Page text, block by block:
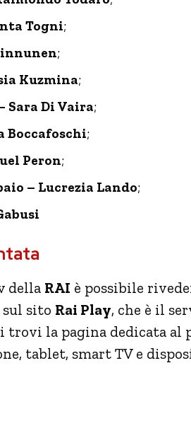
Togni;
;
Kuzmina;
Sara Di Vaira;
Boccafoschi;
Peron;
– Lucrezia Lando;
della RAI è possibile
sul sito Rai Play, che è il
trovi la pagina dedicata al
tablet, smart TV e